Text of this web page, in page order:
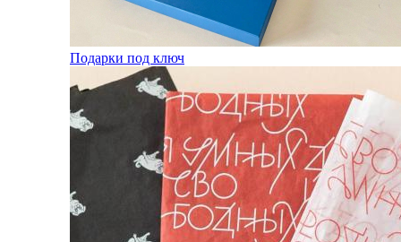
Подарки под ключ